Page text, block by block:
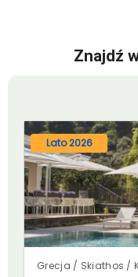
Znajdź
Lato 2026
Grecja / Skiathos /